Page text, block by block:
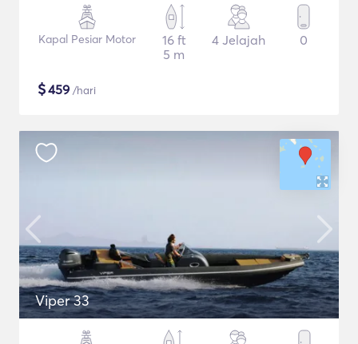
Kapal Pesiar Motor
16 ft
5 m
4 Jelajah 0
$459 /hari
Viper 33